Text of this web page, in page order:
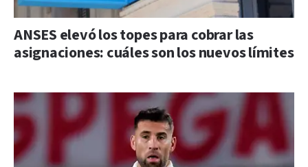
ANSES elevó los topes para cobrar las
asignaciones: cuáles son los nuevos límites